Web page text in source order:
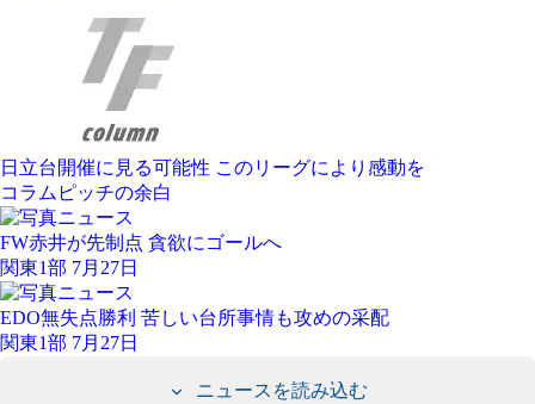
日立台開催に見る可能性 このリーグにより感動を
コラム ピッチの余白
FW赤井が先制点 貪欲にゴールへ
関東1部 7月27日
EDO無失点勝利 苦しい台所事情も攻めの采配
関東1部 7月27日
ニュースを読み込む